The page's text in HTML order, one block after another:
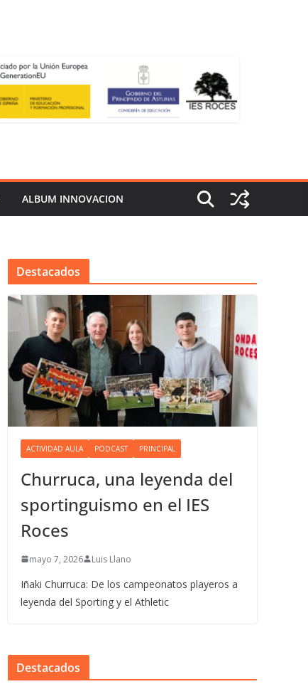
ALBUM INNOVACION
Destacados
ACTIVIDAD AULA PODCAST PRINCIPAL
Churruca, una leyenda del
sportinguismo en el IES
Roces
mayo 7, 2026 Luis Llano
Iñaki Churruca: De los campeonatos playeros a
leyenda del Sporting y el Athletic
Destacados